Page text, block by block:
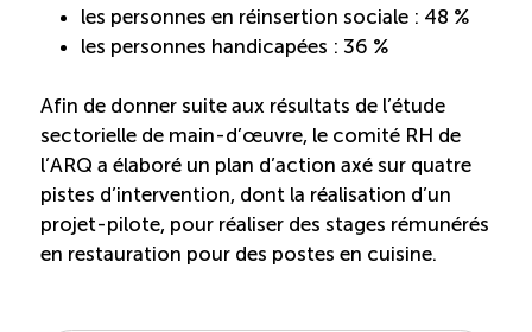
les personnes en réinsertion sociale : 48 %
les personnes handicapées : 36 %
Afin de donner suite aux résultats de l’étude
sectorielle de main-d’œuvre, le comité RH de
l’ARQ a élaboré un plan d’action axé sur quatre
pistes d’intervention, dont la réalisation d’un
projet-pilote, pour réaliser des stages rémunérés
en restauration pour des postes en cuisine.